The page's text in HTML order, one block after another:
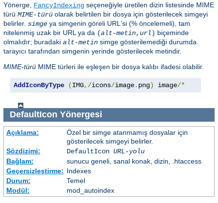
Yönerge, FancyIndexing seçeneğiyle üretilen dizin listesinde MIME
türü MIME-türü olarak belirtilen bir dosya için gösterilecek simgeyi
belirler. simge ya simgenin göreli URL'si (% öncelemeli), tam
nitelenmiş uzak bir URL ya da (alt-metin, url) biçeminde
olmalıdır; buradaki alt-metin simge gösterilemediği durumda
tarayıcı tarafından simgenin yerinde gösterilecek metindir.
MIME-türü MIME türleri ile eşleşen bir dosya kalıbı ifadesi olabilir.
AddIconByType (IMG,/icons/image. png) image/*
DefaultIcon Yönergesi
Açıklama:
Özel bir simge atanmamış dosyalar için
gösterilecek simgeyi belirler.
Sözdizimi:
DefaultIcon URL-yolu
Bağlam:
sunucu geneli, sanal konak, dizin, .htaccess
Geçersizleştirme: Indexes
Durum:
Temel
Modül:
mod_autoindex